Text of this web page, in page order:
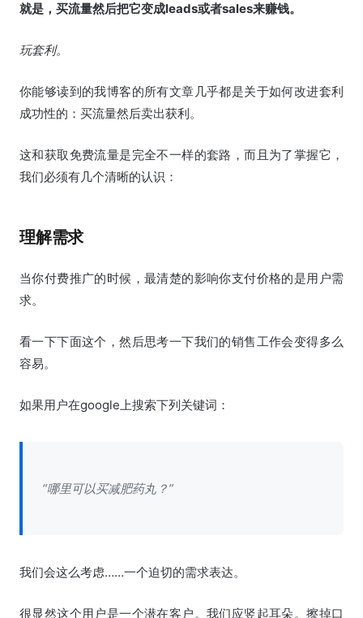
就是，买流量然后把它变成leads或者sales来赚钱。
玩套利。
你能够读到的我博客的所有文章几乎都是关于如何改进套利
成功性的：买流量然后卖出获利。
这和获取免费流量是完全不一样的套路，而且为了掌握它，
我们必须有几个清晰的认识：
理解需求
当你付费推广的时候，最清楚的影响你支付价格的是用户需
求。
看一下下面这个，然后思考一下我们的销售工作会变得多么
容易。
如果用户在google上搜索下列关键词：
“哪里可以买减肥药丸？”
我们会这么考虑……一个迫切的需求表达。
很显然这个用户是一个潜在客户。我们应竖起耳朵。擦掉口